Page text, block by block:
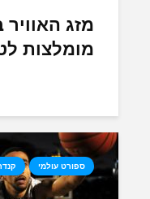
מזג
מומלצות
ספורט עולמי